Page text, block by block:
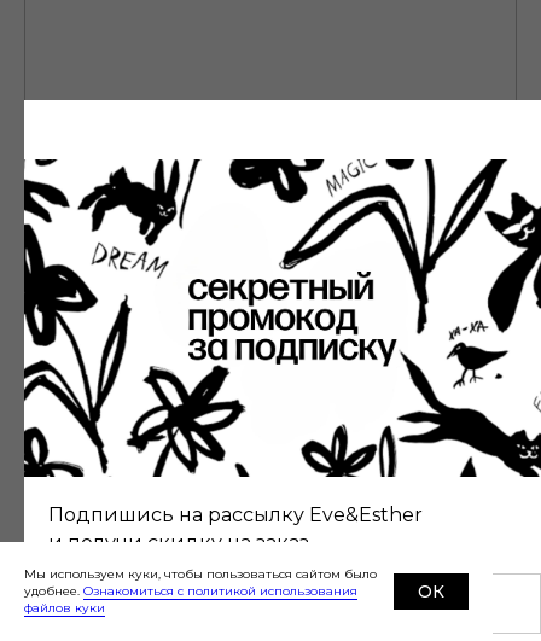
©2019-2026 Eve&Esther.ru
+7 985 266 02
76
Мы используем куки, чтобы пользоваться сайтом было
удобнее. Ознакомиться с политикой использования
файлов куки
ОК
Подпишись на рассылку Eve&Esther
и получи скидку на заказ